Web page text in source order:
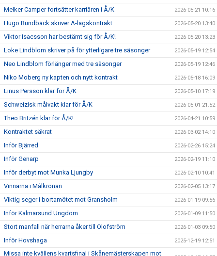
Melker Camper fortsätter karriären i Å/K 2026-05-21 10:16
Hugo Rundbäck skriver A-lagskontrakt 2026-05-20 13:40
Viktor Isacsson har bestämt sig för Å/K! 2026-05-20 13:23
Loke Lindblom skriver på för ytterligare tre säsonger 2026-05-19 12:54
Neo Lindblom förlänger med tre säsonger 2026-05-19 12:46
Niko Moberg ny kapten och nytt kontrakt 2026-05-18 16:09
Linus Persson klar för Å/K 2026-05-10 17:19
Schweizisk målvakt klar för Å/K 2026-05-01 21:52
Theo Britzén klar för Å/K! 2026-04-21 10:59
Kontraktet säkrat 2026-03-02 14:10
Inför Bjärred 2026-02-26 15:24
Inför Genarp 2026-02-19 11:10
Inför derbyt mot Munka Ljungby 2026-02-10 10:41
Vinnarna i Målkronan 2026-02-05 13:17
Viktig seger i bortamötet mot Gransholm 2026-01-19 09:56
Inför Kalmarsund Ungdom 2026-01-09 11:50
Stort manfall när herrarna åker till Olofström 2026-01-03 09:50
Inför Hovshaga 2025-12-19 12:51
Missa inte kvällens kvartsfinal i Skånemästerskapen mot